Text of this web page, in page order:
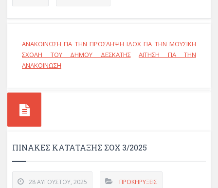
ΑΝΑΚΟΙΝΩΣΗ ΓΙΑ ΤΗΝ ΠΡΟΣΛΗΨΗ ΙΔΟΧ ΓΙΑ ΤΗΝ ΜΟΥΣΙΚΗ
ΣΧΟΛΗ ΤΟΥ ΔΗΜΟΥ ΔΕΣΚΑΤΗΣ
ΑΙΤΗΣΗ ΓΙΑ ΤΗΝ
ΑΝΑΚΟΙΝΩΣΗ
ΠΙΝΑΚΕΣ ΚΑΤΑΤΑΞΗΣ ΣΟΧ 3/2025
28 ΑΥΓΟΎΣΤΟΥ, 2025 ΠΡΟΚΗΡΎΞΕΙΣ